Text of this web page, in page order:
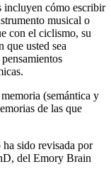
incluyen cómo escribir
musical o
con el ciclismo, su
que usted sea
(semántica y
de las que
sido revisada por
del Emory Brain